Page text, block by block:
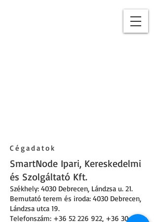
Cégadatok
SmartNode Ipari, Kereskedelmi
és Szolgáltató Kft.
Székhely: 4030 Debrecen, Lándzsa u. 21.
Bemutató terem és iroda: 4030 Debrecen,
Lándzsa utca 19.
Telefonszám: +36 52 226 922, +36 30 160